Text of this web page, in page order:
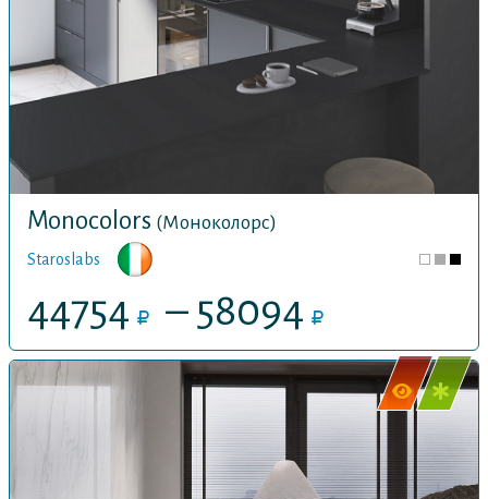
Monocolors (Моноколорс)
Staroslabs
44754 – 58094